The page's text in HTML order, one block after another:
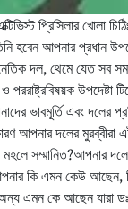
প্রিসিলার খোলা
হবেন আপনার প্রধান
দল, থেমে যেত সব
উপদেষ্টা
ভাবমূর্তি এবং দলের
আপনার দলের মুরব্বীরা
সম্মানিত?আপনার
কি এমন কেউ আছেন,
এমন কে আছেন যারা